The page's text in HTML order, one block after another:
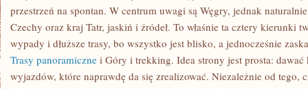
przestrzeń na spontan. W centrum uwagi są Węgry, jednak
Czechy oraz kraj Tatr, jaskiń i źródeł. To właśnie ta cztery kierunki
wypady i dłuższe trasy, bo wszystko jest blisko, a jednocześnie
Trasy panoramiczne i Góry i trekking. Idea strony jest prosta:
wyjazdów, które naprawdę da się zrealizować. Niezależnie od tego,